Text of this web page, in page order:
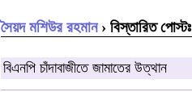
সৈয়দ মশিউর রহমান› বিস্তারিত পোস্টঃ
বিএনপি চাঁদাবাজীতে জামাতের উত্থান